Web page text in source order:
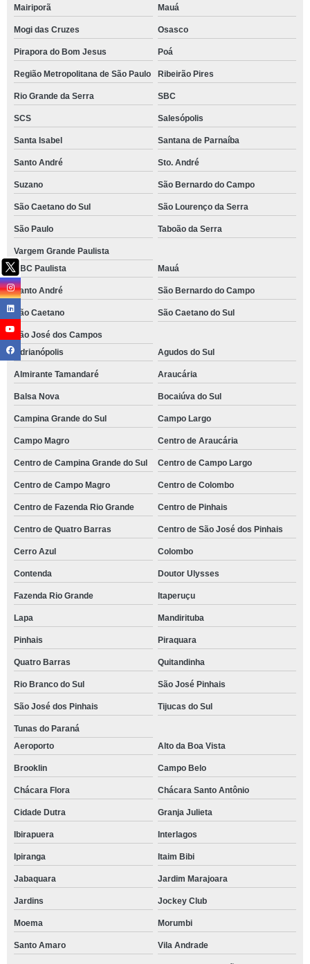
Mairiporã Mauá
Mogi das Cruzes Osasco
Pirapora do Bom Jesus Poá
Região Metropolitana de São Paulo Ribeirão Pires
Rio Grande da Serra SBC
SCS Salesópolis
Santa Isabel Santana de Parnaíba
Santo André Sto. André
Suzano São Bernardo do Campo
São Caetano do Sul São Lourenço da Serra
São Paulo Taboão da Serra
Vargem Grande Paulista
ABC Paulista
Mauá
Santo André São Bernardo do Campo
São Caetano São Caetano do Sul
São José dos Campos
Adrianópolis
Agudos do Sul
Almirante Tamandaré Araucária
Balsa Nova Bocaiúva do Sul
Campina Grande do Sul Campo Largo
Campo Magro Centro de Araucária
Centro de Campina Grande do Sul Centro de Campo Largo
Centro de Campo Magro Centro de Colombo
Centro de Fazenda Rio Grande Centro de Pinhais
Centro de Quatro Barras Centro de São José dos Pinhais
Cerro Azul Colombo
Contenda Doutor Ulysses
Fazenda Rio Grande Itaperuçu
Lapa Mandirituba
Pinhais Piraquara
Quatro Barras Quitandinha
Rio Branco do Sul São José Pinhais
São José dos Pinhais Tijucas do Sul
Tunas do Paraná
Aeroporto
Alto da Boa Vista
Brooklin Campo Belo
Chácara Flora Chácara Santo Antônio
Cidade Dutra Granja Julieta
Ibirapuera Interlagos
Ipiranga Itaim Bibi
Jabaquara Jardim Marajoara
Jardins Jockey Club
Moema Morumbi
Santo Amaro Vila Andrade